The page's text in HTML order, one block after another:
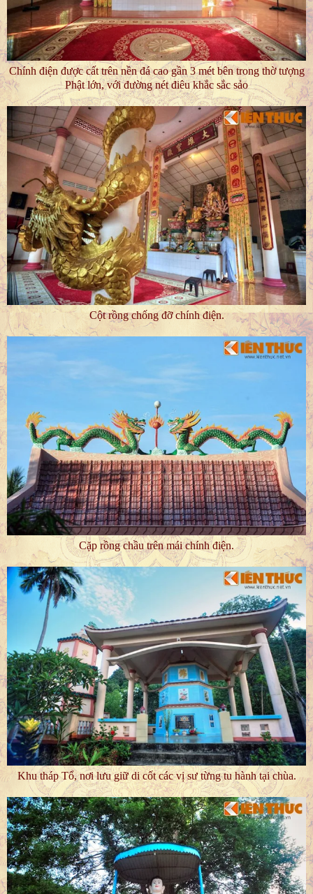
Chính điện được cất trên nền đá cao gần 3 mét bên trong thờ tượng
Phật lớn, với đường nét điêu khắc sắc sảo
Cột rồng chống đỡ chính điện.
Cặp rồng chầu trên mái chính điện.
Khu tháp Tổ, nơi lưu giữ di cốt các vị sư từng tu hành tại chùa.